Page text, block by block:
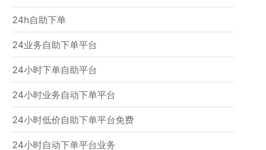
24h自助下单
24业务自助下单平台
24小时下单自助平台
24小时业务自动下单平台
24小时低价自助下单平台免费
24小时自动下单平台业务